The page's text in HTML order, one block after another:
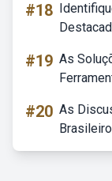
#18
#19 As
#20 As